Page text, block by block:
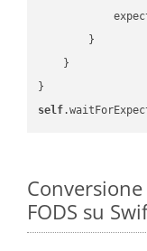
        }
    }
self
FODS su